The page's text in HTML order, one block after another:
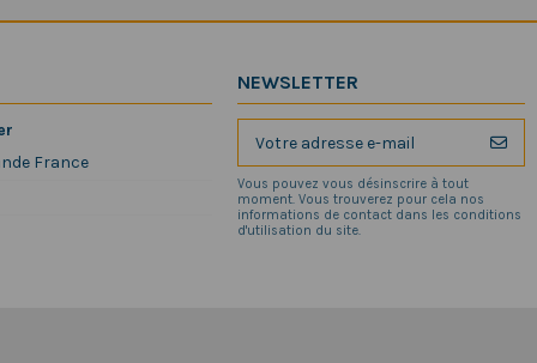
France
NEWSLETTER
Vous pouvez vous désinscrire à tout
moment. Vous trouverez pour cela nos
informations de contact dans les conditions
d'utilisation du site.